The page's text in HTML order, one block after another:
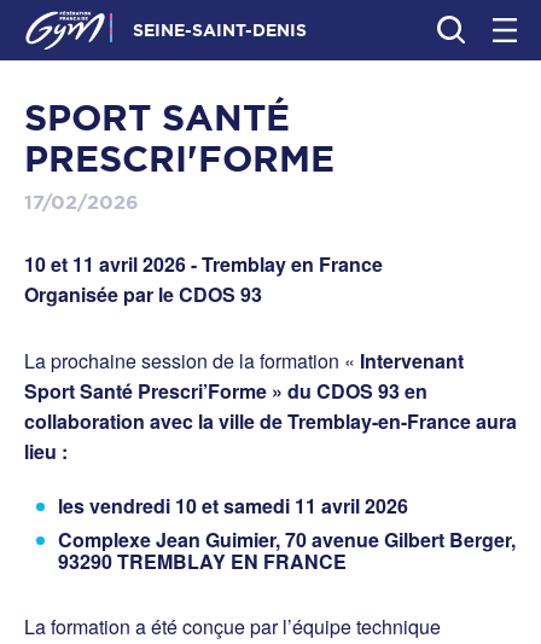
SEINE-SAINT-DENIS
SPORT SANTÉ
PRESCRI'FORME
17/02/2026
10 et 11 avril 2026 - Tremblay en France
Organisée par le CDOS 93
La prochaine session de la formation « Intervenant
Sport Santé Prescri’Forme » du CDOS 93 en
collaboration avec la ville de Tremblay-en-France aura
lieu :
les vendredi 10 et samedi 11 avril 2026
Complexe Jean Guimier, 70 avenue Gilbert Berger,
93290 TREMBLAY EN FRANCE
La formation a été conçue par l’équipe technique